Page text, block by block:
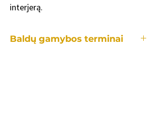
interjerą.
Baldų gamybos terminai